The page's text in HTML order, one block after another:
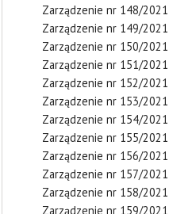
Zarządzenie nr 148/2021
Zarządzenie nr 149/2021
Zarządzenie nr 150/2021
Zarządzenie nr 151/2021
Zarządzenie nr 152/2021
Zarządzenie nr 153/2021
Zarządzenie nr 154/2021
Zarządzenie nr 155/2021
Zarządzenie nr 156/2021
Zarządzenie nr 157/2021
Zarządzenie nr 158/2021
Zarządzenie nr 159/2021